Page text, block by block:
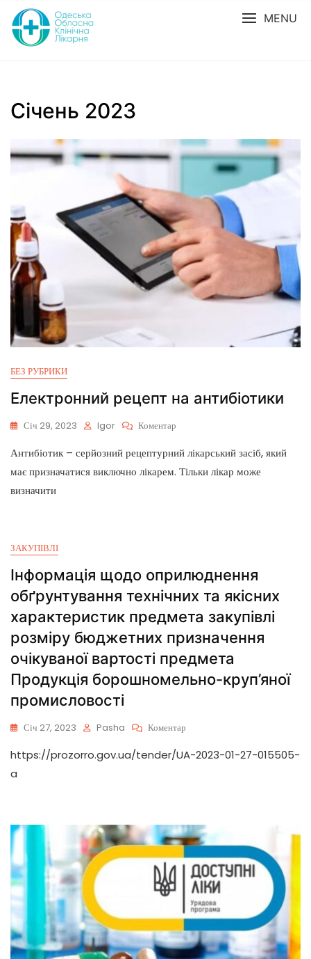
MENU
Січень 2023
БЕЗ РУБРИКИ
Електронний рецепт на антибіотики
Січ 29, 2023 Igor Коментар
Антибіотик – серйозний рецептурний лікарський засіб, який
має призначатися виключно лікарем. Тільки лікар може
визначити
ЗАКУПІВЛІ
Інформація щодо оприлюднення
обґрунтування технічних та якісних
характеристик предмета закупівлі
розміру бюджетних призначення
очікуваної вартості предмета
Продукція борошномельно-круп’яної
промисловості
Січ 27, 2023 Pasha Коментар
https://prozorro.gov.ua/tender/UA-2023-01-27-015505-
a